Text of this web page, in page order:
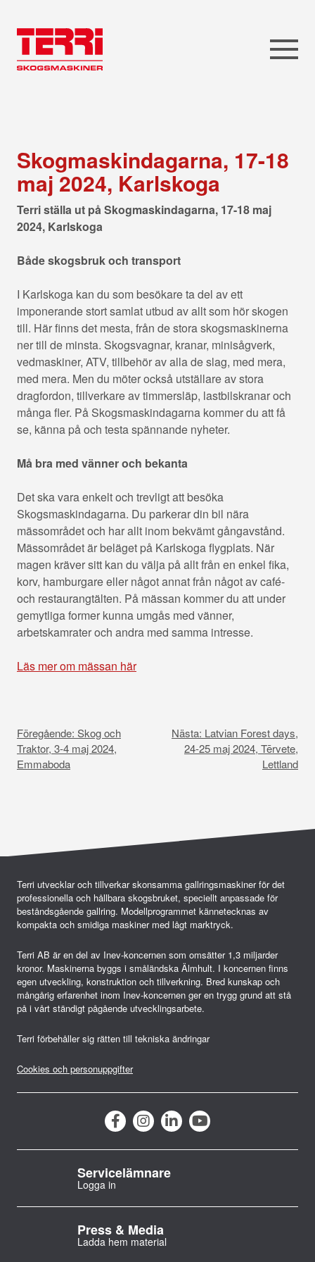
Skogmaskindagarna, 17-18
maj 2024, Karlskoga
Terri ställa ut på Skogmaskindagarna, 17-18 maj
2024, Karlskoga
Både skogsbruk och transport
I Karlskoga kan du som besökare ta del av ett
imponerande stort samlat utbud av allt som hör skogen
till. Här finns det mesta, från de stora skogsmaskinerna
ner till de minsta. Skogsvagnar, kranar, minisågverk,
vedmaskiner, ATV, tillbehör av alla de slag, med mera,
med mera. Men du möter också utställare av stora
dragfordon, tillverkare av timmersläp, lastbilskranar och
många fler. På Skogsmaskindagarna kommer du att få
se, känna på och testa spännande nyheter.
Må bra med vänner och bekanta
Det ska vara enkelt och trevligt att besöka
Skogsmaskindagarna. Du parkerar din bil nära
mässområdet och har allt inom bekvämt gångavstånd.
Mässområdet är beläget på Karlskoga flygplats. När
magen kräver sitt kan du välja på allt från en enkel fika,
korv, hamburgare eller något annat från något av café-
och restaurangtälten. På mässan kommer du att under
gemytliga former kunna umgås med vänner,
arbetskamrater och andra med samma intresse.
Läs mer om mässan här
n
l
ä
s
a
v
g
e
r
i
n
g
Föregående: Skog och
Traktor, 3-4 maj 2024,
Emmaboda
Nästa: Latvian Forest days,
24-25 maj 2024, Tērvete,
Lettland
Terri utvecklar och tillverkar skonsamma gallringsmaskiner för det
professionella och hållbara skogsbruket, speciellt anpassade för
beståndsgående gallring. Modellprogrammet kännetecknas av
kompakta och smidiga maskiner med lågt marktryck.
Terri AB är en del av Inev-koncernen som omsätter 1,3 miljarder
kronor. Maskinerna byggs i småländska Älmhult. I koncernen finns
egen utveckling, konstruktion och tillverkning. Bred kunskap och
mångårig erfarenhet inom Inev-koncernen ger en trygg grund att stå
på i vårt ständigt pågående utvecklingsarbete.
Terri förbehåller sig rätten till tekniska ändringar
Cookies och personuppgifter
Servicelämnare
Logga in
Press & Media
Ladda hem material